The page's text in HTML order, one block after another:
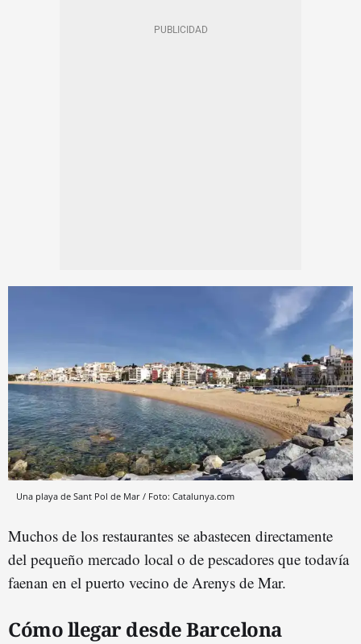
Una playa de Sant Pol de Mar / Foto: Catalunya.com
Muchos de los restaurantes se abastecen directamente
del pequeño mercado local o de pescadores que todavía
faenan en el puerto vecino de Arenys de Mar.
Cómo llegar desde Barcelona